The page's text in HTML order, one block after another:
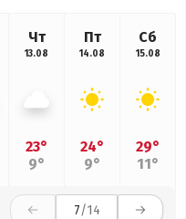
Чт
13.08
23°
9°
Пт
14.08
24°
9°
Сб
15.08
29°
11°
7/14